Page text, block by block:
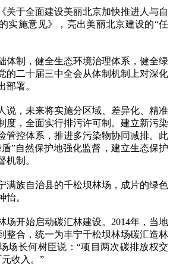
于全面建设美丽北京加快推进人与自
实施意见》，亮出美丽北京建设的“任
制，健全生态环境治理体系，健全绿
二十届三中全会从体制机制上对深化
部署。
，未来将实施分区域、差异化、精准
度，全面实行排污许可制。建立新污染
管控体系，推进多污染物协同减排。此
”自然保护地强化监督，建立生态保护
机制。
族自治县的千松坝林场，成片的绿色
怡。
开始启动碳汇林建设。2014年，当地
整合，统一为丰宁千松坝林场碳汇造林
场长何树臣说：“项目两次碳排放权交
收入。”